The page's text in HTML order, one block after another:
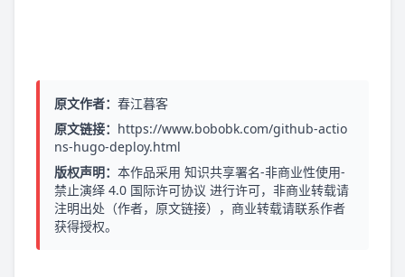
原文作者： 春江暮客
原文链接： https://www.bobobk.com/github-actio
ns-hugo-deploy.html
版权声明： 本作品采用 知识共享署名-非商业性使用-
禁止演绎 4.0 国际许可协议 进行许可，非商业转载请
注明出处（作者，原文链接），商业转载请联系作者
获得授权。